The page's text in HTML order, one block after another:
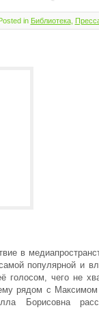
in Библиотека,
в
популярной и
голосом, чего не
рядом с
Борисовна